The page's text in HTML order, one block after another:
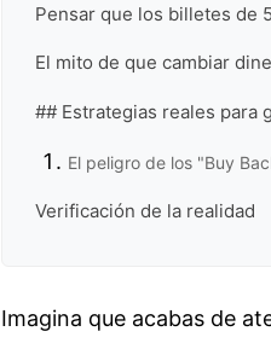
Pensar que los billetes de
El mito de que cambiar
## Estrategias reales para
El peligro de los "Buy
Verificación de la realidad
Imagina que acabas de